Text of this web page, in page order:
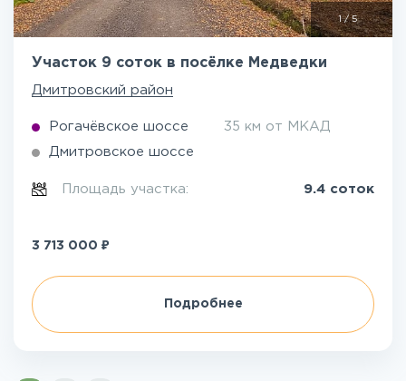
1/5
Участок 9 соток в посёлке Медведки
Дмитровский район
Рогачёвское шоссе 35 км от МКАД
Дмитровское шоссе
Площадь участка: 9.4 соток
3 713 000 ₽
Подробнее